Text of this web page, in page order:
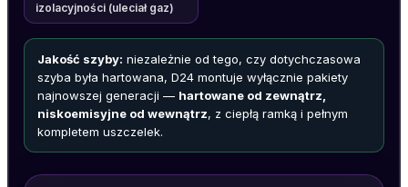
izolacyjności (uleciał gaz)
Jakość szyby: niezależnie od tego, czy dotychczasowa
szyba była hartowana, D24 montuje wyłącznie pakiety
najnowszej generacji — hartowane od zewnątrz,
niskoemisyjne od wewnątrz, z ciepłą ramką i pełnym
kompletem uszczelek.